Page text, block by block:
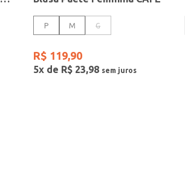
P M G
R$ 119,90
5x de R$ 23,98